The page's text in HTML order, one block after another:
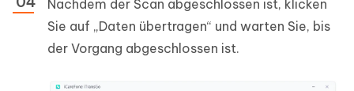
Nachdem der Scan abgeschlossen ist, klicken
Sie auf „Daten übertragen“ und warten Sie, bis
der Vorgang abgeschlossen ist.